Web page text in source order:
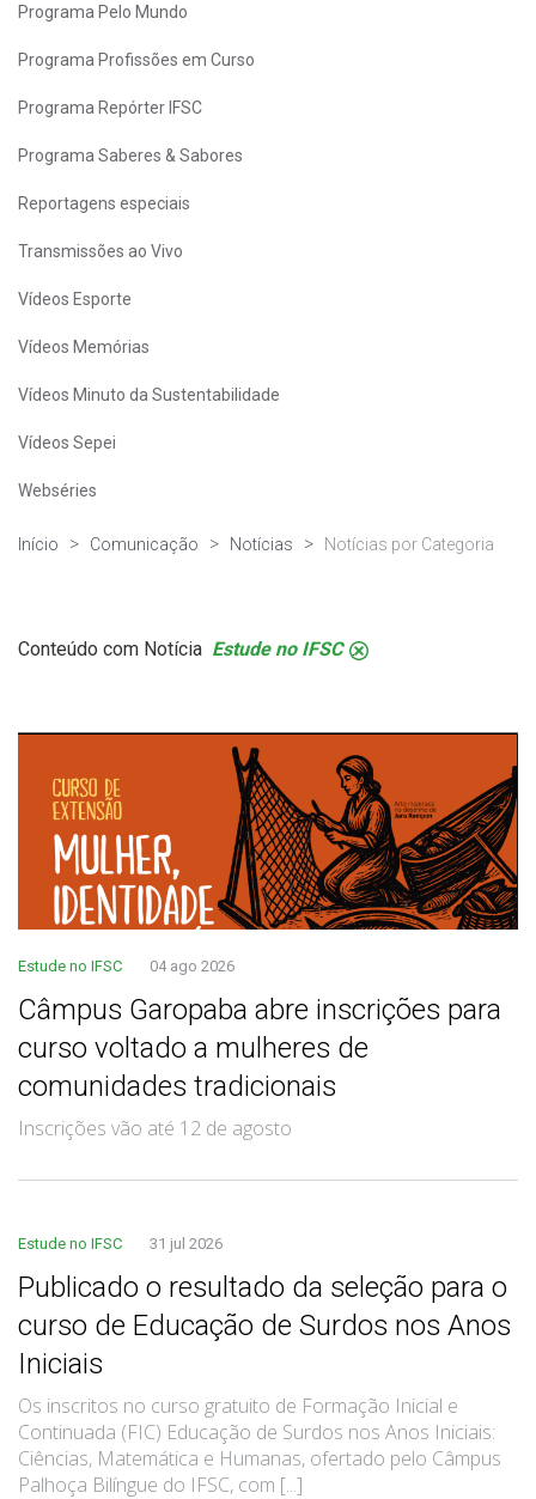
Programa Pelo Mundo
Programa Profissões em Curso
Programa Repórter IFSC
Programa Saberes & Sabores
Reportagens especiais
Transmissões ao Vivo
Vídeos Esporte
Vídeos Memórias
Vídeos Minuto da Sustentabilidade
Vídeos Sepei
Webséries
Início Comunicação Notícias Notícias por Categoria
Conteúdo com Notícia Estude no IFSC .
Estude no IFSC 04 ago 2026
Câmpus Garopaba abre inscrições para
curso voltado a mulheres de
comunidades tradicionais
Inscrições vão até 12 de agosto
Estude no IFSC 31 jul 2026
Publicado o resultado da seleção para o
curso de Educação de Surdos nos Anos
Iniciais
Os inscritos no curso gratuito de Formação Inicial e
Continuada (FIC) Educação de Surdos nos Anos Iniciais:
Ciências, Matemática e Humanas, ofertado pelo Câmpus
Palhoça Bilíngue do IFSC, com [...]